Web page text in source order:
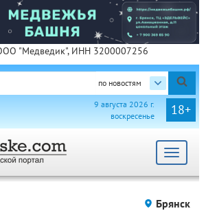
"Медведик", ИНН 3200007256
по новостям
18+
9 августа 2026 г.
воскресенье
Toggle
Брянск